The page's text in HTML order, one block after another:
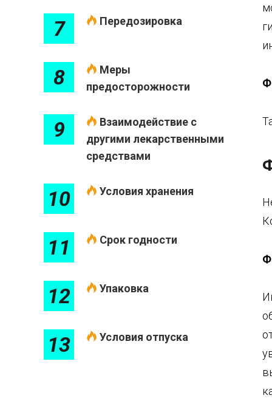
7 Передозировка
8
Меры
предосторожности
9
Взаимодействие с
другими лекарственными
средствами
10 Условия хранения
11 Срок годности
12 Упаковка
13 Условия отпуска